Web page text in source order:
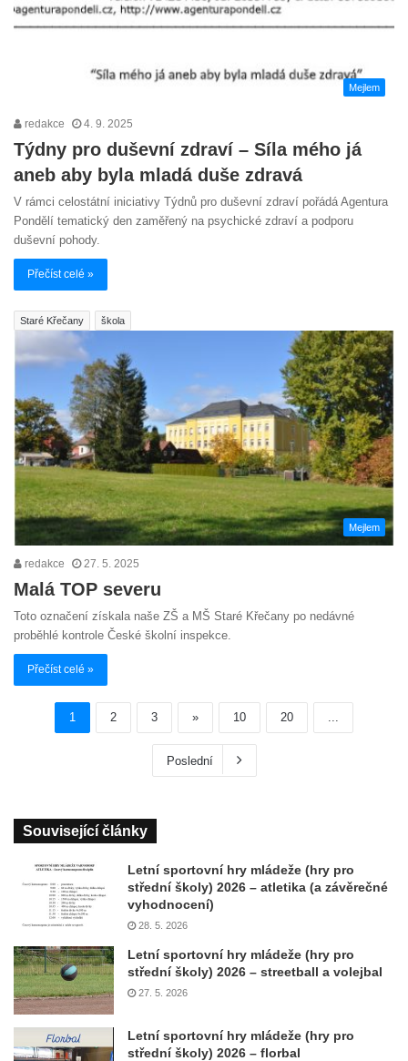
Mejlem
redakce 4. 9. 2025
Týdny pro duševní zdraví – Síla mého já
aneb aby byla mladá duše zdravá
V rámci celostátní iniciativy Týdnů pro duševní zdraví pořádá Agentura
Pondělí tematický den zaměřený na psychické zdraví a podporu
duševní pohody.
Přečíst celé »
Staré Křečany škola
Mejlem
redakce 27. 5. 2025
Malá TOP severu
Toto označení získala naše ZŠ a MŠ Staré Křečany po nedávné
proběhlé kontrole České školní inspekce.
Přečíst celé »
1 2 3 » 10 20
Poslední
Související články
Letní sportovní hry mládeže (hry pro
střední školy) 2026 – atletika (a závěrečné
vyhodnocení)
28. 5. 2026
Letní sportovní hry mládeže (hry pro
střední školy) 2026 – streetball a volejbal
27. 5. 2026
Letní sportovní hry mládeže (hry pro
střední školy) 2026 – florbal